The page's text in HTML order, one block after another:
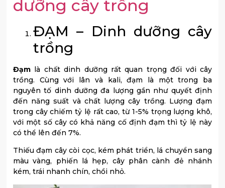
dưỡng cây trồng
ĐẠM – Dinh dưỡng cây
trồng
Đạm là chất dinh dưỡng rất quan trọng đối với cây
trồng. Cùng với lân và kali, đạm là một trong ba
nguyên tố dinh dưỡng đa lượng gần như quyết định
đến năng suất và chất lượng cây trồng. Lượng đạm
trong cây chiếm tỷ lệ rất cao, từ 1-5% trọng lượng khô,
với một số cây có khả năng cố định đạm thì tỷ lệ này
có thể lên đến 7%.
Thiếu đạm cây còi cọc, kém phát triển, lá chuyển sang
màu vàng, phiến lá hẹp, cây phân cành đẻ nhánh
kém, trái nhanh chín, chồi nhỏ.